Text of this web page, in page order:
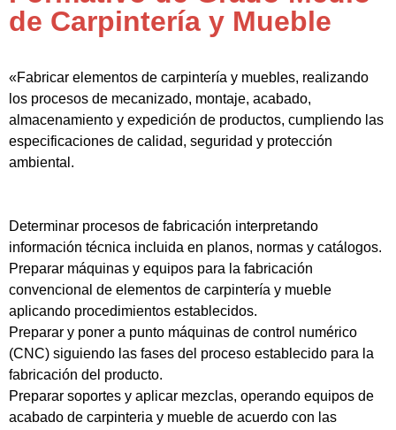
de Carpintería y Mueble
«Fabricar elementos de carpintería y muebles, realizando
los procesos de mecanizado, montaje, acabado,
almacenamiento y expedición de productos, cumpliendo las
especificaciones de calidad, seguridad y protección
ambiental.
Determinar procesos de fabricación interpretando
información técnica incluida en planos, normas y catálogos.
Preparar máquinas y equipos para la fabricación
convencional de elementos de carpintería y mueble
aplicando procedimientos establecidos.
Preparar y poner a punto máquinas de control numérico
(CNC) siguiendo las fases del proceso establecido para la
fabricación del producto.
Preparar soportes y aplicar mezclas, operando equipos de
acabado de carpinteria y mueble de acuerdo con las